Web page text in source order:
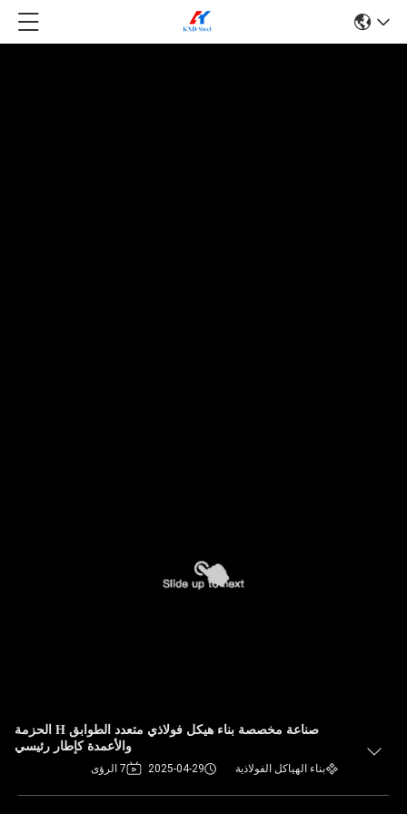
صناعة مخصصة بناء هيكل فولاذي متعدد الطوابق H الحزمة
والأعمدة كإطار رئيسي
بناء الهياكل الفولاذية 2025-04-29 7 الرؤى